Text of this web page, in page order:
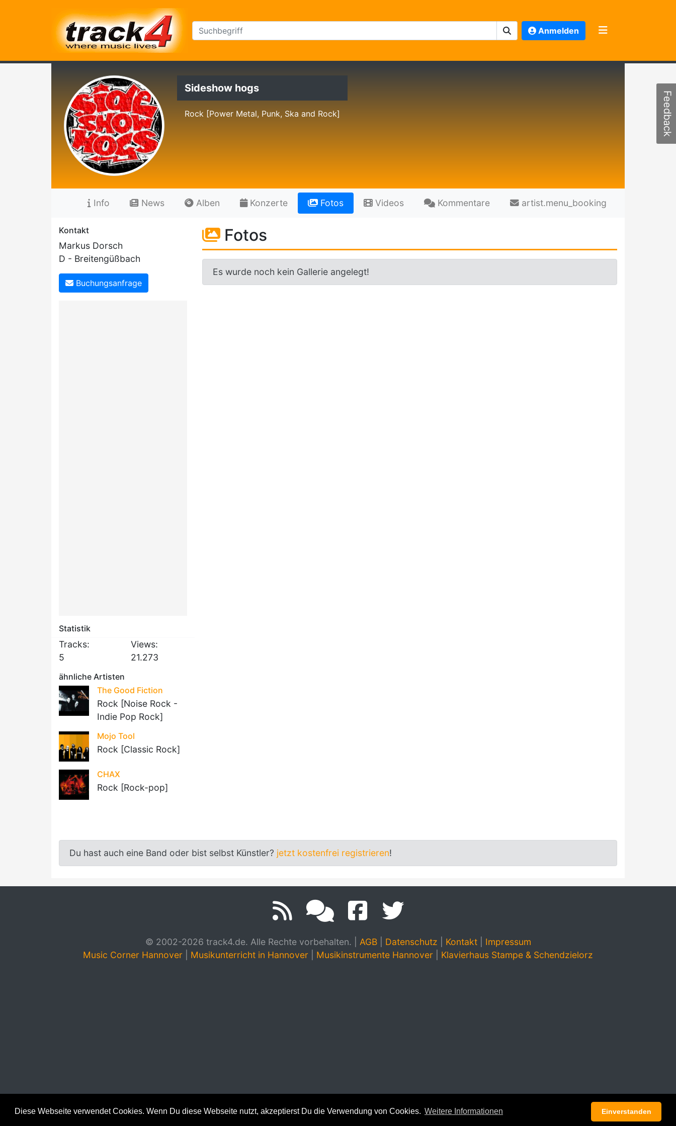
Diese Webseite verwendet Cookies. Wenn Du diese Webseite nutzt, akzeptierst Du die Verwendung von Cookies. Weitere Informationen Einverstanden
Anmelden
Sideshow hogs
Rock [Power Metal, Punk, Ska and Rock]
Info News Alben Konzerte Fotos Videos Kommentare artist.menu_booking
Kontakt
Markus Dorsch
D - Breitengüßbach
Buchungsanfrage
Statistik
Tracks:
5
Views:
21.273
ähnliche Artisten
The Good Fiction
Rock [Noise Rock -
Indie Pop Rock]
Mojo Tool
Rock [Classic Rock]
CHAX
Rock [Rock-pop]
Fotos
Es wurde noch kein Gallerie angelegt!
Du hast auch eine Band oder bist selbst Künstler? jetzt kostenfrei registrieren!
© 2002-2026 track4.de. Alle Rechte vorbehalten. AGB| Datenschutz Kontakt| Impressum
Music Corner Hannover
Musikunterricht in Hannover Musikinstrumente Hannover Klavierhaus Stampe & Schendzielorz
Feedback